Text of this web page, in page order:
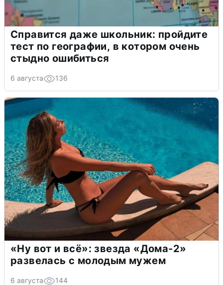
Справится даже школьник: пройдите
тест по географии, в котором очень
стыдно ошибиться
6 августа 136
«Ну вот и всё»: звезда «Дома-2»
развелась с молодым мужем
6 августа 144